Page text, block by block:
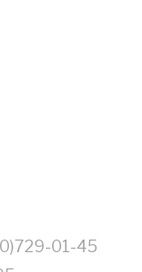
01-45